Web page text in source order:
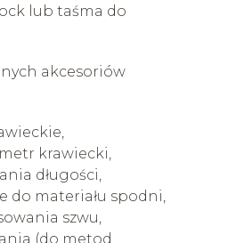
lub taśma do
akcesoriów
krawiecki,
długości,
do materiału spodni,
szwu,
(do metod